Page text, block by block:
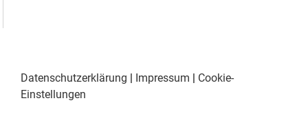
Datenschutzerklärung Impressum
Cookie-
Einstellungen